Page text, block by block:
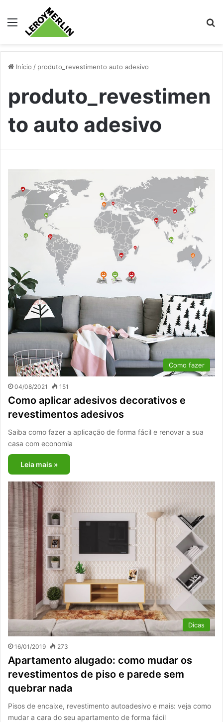
Menu
Início / produto_revestimento auto adesivo
produto_revestimen
to auto adesivo
Como fazer
04/08/2021 151
Como aplicar adesivos decorativos e
revestimentos adesivos
Saiba como fazer a aplicação de forma fácil e renovar a sua
casa com economia
Leia mais »
Dicas
16/01/2019 273
Apartamento alugado: como mudar os
revestimentos de piso e parede sem
quebrar nada
Pisos de encaixe, revestimento autoadesivo e mais: veja como
mudar a cara do seu apartamento de forma fácil